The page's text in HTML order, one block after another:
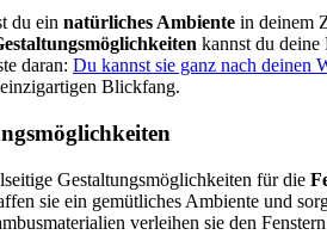
du ein natürliches Ambiente in deinem
kannst du deine
daran: Du kannst sie ganz nach deinen
Blickfang.
Gestaltungsmöglichkeiten für die
sie ein gemütliches Ambiente und
verleihen sie den